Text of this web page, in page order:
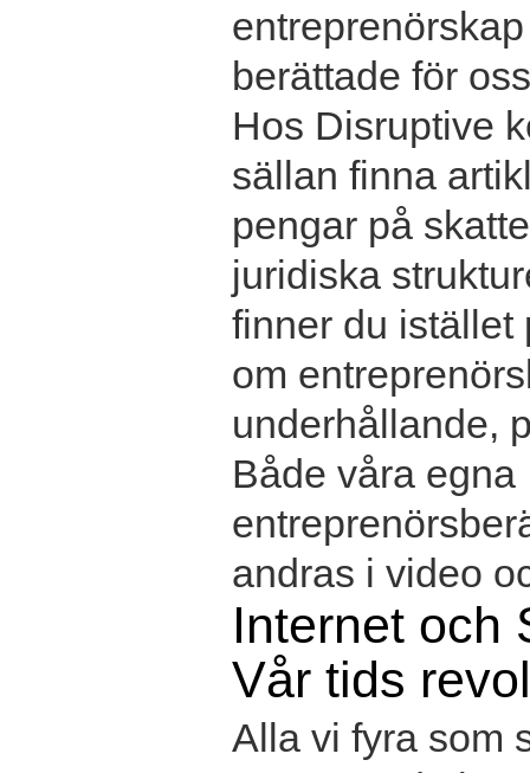
berättade för
Hos Disruptive
sällan finna
pengar på
juridiska
finner du istället
om
underhållande,
Både våra egna
andras i video
Internet och
Vår tids
Alla vi fyra som